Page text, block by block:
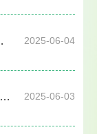
2025-06-04
2025-06-03